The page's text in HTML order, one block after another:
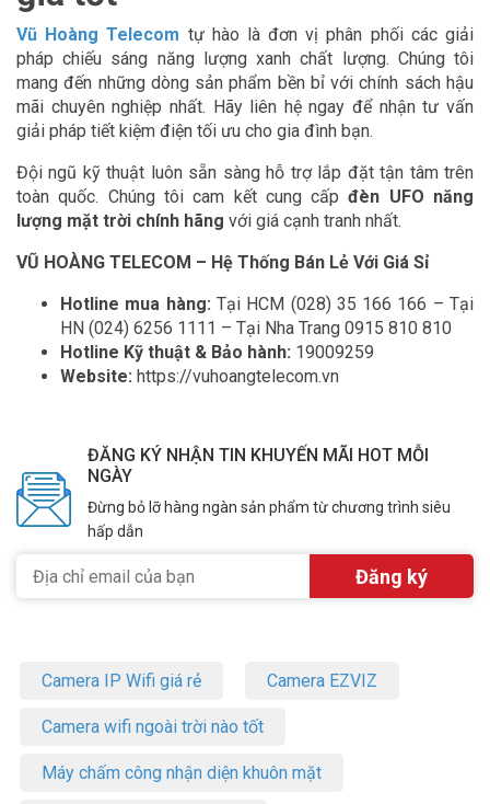
Vũ Hoàng Telecom tự hào là đơn vị phân phối các giải
pháp chiếu sáng năng lượng xanh chất lượng. Chúng tôi
mang đến những dòng sản phẩm bền bỉ với chính sách hậu
mãi chuyên nghiệp nhất. Hãy liên hệ ngay để nhận tư vấn
giải pháp tiết kiệm điện tối ưu cho gia đình bạn.
Đội ngũ kỹ thuật luôn sẵn sàng hỗ trợ lắp đặt tận tâm trên
toàn quốc. Chúng tôi cam kết cung cấpđèn UFO năng
lượng mặt trời chính hãng với giá cạnh tranh nhất.
VŨ HOÀNG TELECOM – Hệ Thống Bán Lẻ Với Giá Sỉ
Hotline mua hàng: Tại HCM (028) 35 166 166 – Tại
HN (024) 6256 1111 – Tại Nha Trang 0915 810 810
Hotline Kỹ thuật & Bảo hành: 19009259
Website: https://vuhoangtelecom.vn
ĐĂNG KÝ NHẬN TIN KHUYẾN MÃI HOT MỖI
NGÀY
Đừng bỏ lỡ hàng ngàn sản phẩm từ chương trình siêu
hấp dẫn
Camera IP Wifi giá rẻ Camera EZVIZ
Camera wifi ngoài trời nào tốt
Máy chấm công nhận diện khuôn mặt